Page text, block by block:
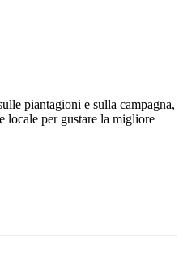
piantagioni e sulla campagna,
locale per gustare la migliore